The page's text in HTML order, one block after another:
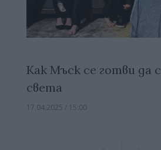
Как Мъск се готви да
света
17.04.2025 / 15:00